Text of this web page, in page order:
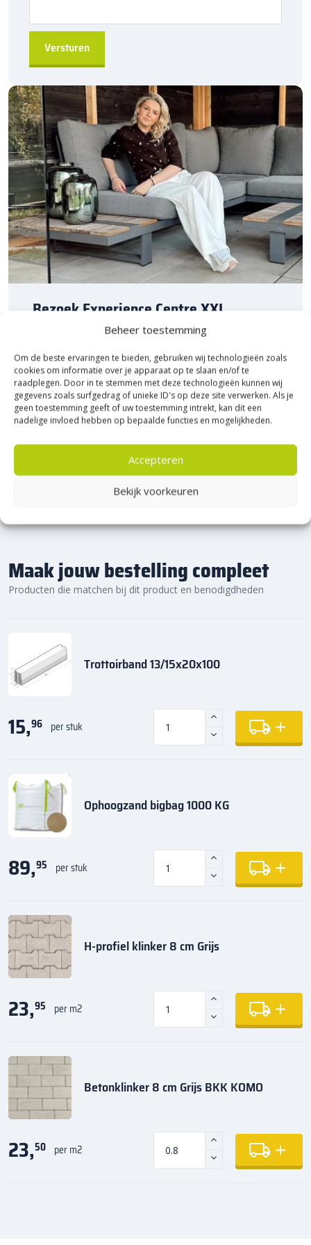
Beheer toestemming
Om de beste ervaringen te bieden, gebruiken wij technologieën zoals
cookies om informatie over je apparaat op te slaan en/of te
raadplegen. Door in te stemmen met deze technologieën kunnen wij
gegevens zoals surfgedrag of unieke ID's op deze site verwerken. Als je
geen toestemming geeft of uw toestemming intrekt, kan dit een
nadelige invloed hebben op bepaalde functies en mogelijkheden.
Accepteren
Bekijk voorkeuren
Direct leverbaar
Geschikt voor verschillende toepassingen
tot grotere projecten
Bestel de Kijlstra trottoirband 13/15×20 bocht r=1
via
sierbestratingsmarkt.comen creëer een robuuste en
langdurige afscheiding voor uw bestratingsprojecten.
Bezoek Experience Centre XXL
Bijna het gehele Kijlstra assortiment vind je in het
prachtige Heerde.
★ 2.500m² Experience Centre XXL in Heerde!
Kom gezellig langs!
Maak jouw bestelling compleet
Producten die matchen bij dit product en benodigdheden
Trottoirband 13/15x20x100
15,96 per stuk
Ophoogzand bigbag 1000 KG
89,95 per stuk
H-profiel klinker 8 cm Grijs
23,95 per m2
Betonklinker 8 cm Grijs BKK KOMO
23,50 per m2